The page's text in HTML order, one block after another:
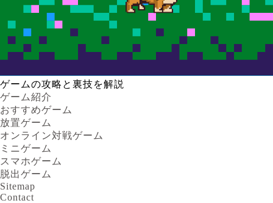
ゲームの攻略と裏技を解説
ゲーム紹介
おすすめゲーム
放置ゲーム
オンライン対戦ゲーム
ミニゲーム
スマホゲーム
脱出ゲーム
Sitemap
Contact